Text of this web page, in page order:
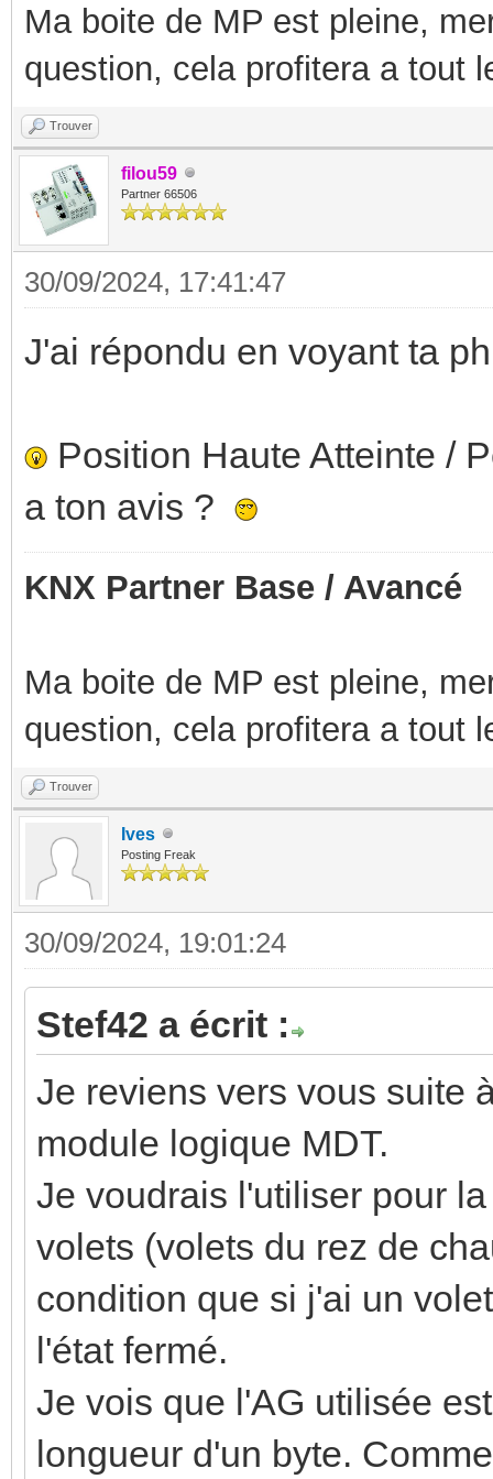
Ma boite de MP est pleine,
question, cela profitera a tout
Trouver
filou59
Partner 66506
30/09/2024, 17:41:47
J'ai répondu en voyant ta
Position Haute Atteinte /
a ton avis ?
KNX Partner Base / Avancé
Ma boite de MP est pleine,
question, cela profitera a tout
Trouver
Ives
Posting Freak
30/09/2024, 19:01:24
Stef42 a écrit :
Je reviens vers vous suite
module logique MDT.
Je voudrais l'utiliser pour
volets (volets du rez de
condition que si j'ai un
l'état fermé.
Je vois que l'AG utilisée
longueur d'un byte.